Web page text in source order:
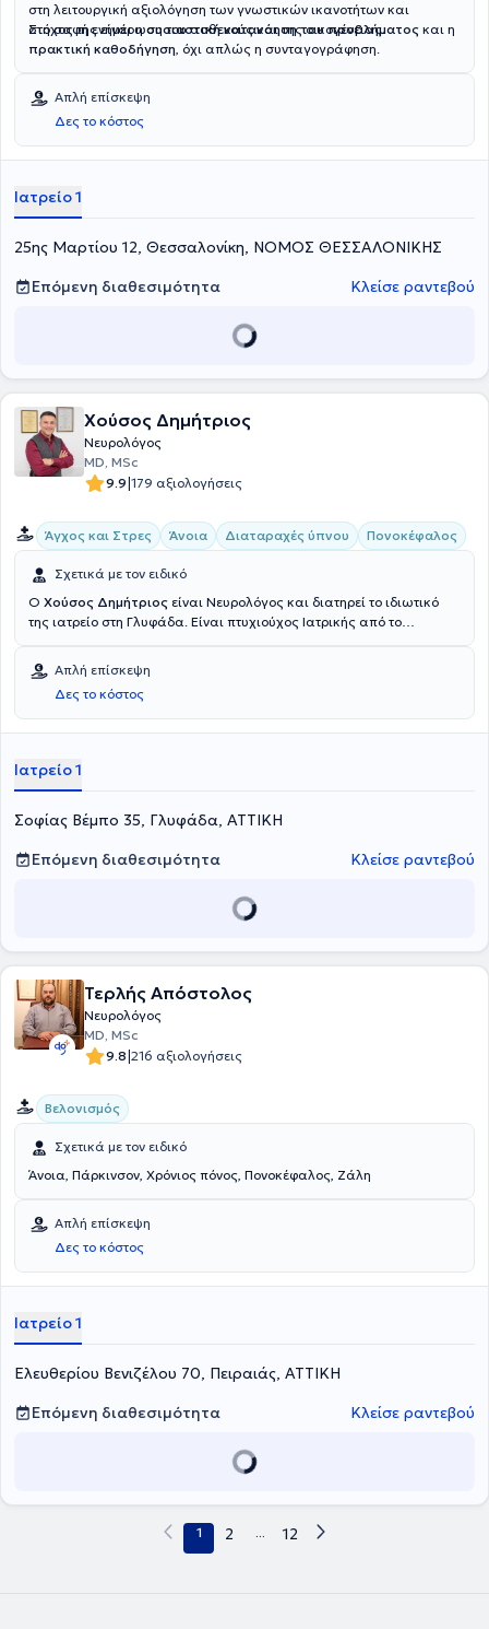
στη λειτουργική αξιολόγηση των γνωστικών ικανοτήτων και
στη σαφή ενημέρωση του ασθενούς και της οικογένειας.
Στόχος της είναι ηουσιαστική κατανόηση του προβλήματος και η
πρακτική καθοδήγηση, όχι απλώς η συνταγογράφηση.
Απλή επίσκεψη
Δες το κόστος
Ιατρείο 1
25ης Μαρτίου 12, Θεσσαλονίκη, ΝΟΜΟΣ ΘΕΣΣΑΛΟΝΙΚΗΣ
Επόμενη διαθεσιμότητα
Κλείσε ραντεβού
Χούσος Δημήτριος
Νευρολόγος
MD, MSc
9.9|179 αξιολογήσεις
Άγχος και Στρες Άνοια Διαταραχές ύπνου Πονοκέφαλος
Σχετικά με τον ειδικό
Ο Χούσος Δημήτριος είναι Νευρολόγος και διατηρεί το ιδιωτικό
της ιατρείο στη Γλυφάδα. Είναι πτυχιούχος Ιατρικής από το
Ιταλίας και κάτοχος μεταπτυχιακού τίτλου (MSc) στην Προαγωγή
Ψυχικής Υγείας και Πρόληψη Ψυχιατρικών Διαταραχών της
Ιατρικής Σχολής του Εθνικού και Καποδιστριακού Πανεπιστημίου
Αθηνών. Αξιοσημείωτη είναι και η εξειδίκευσή του γιατρού στην
μνήμης, στην επιληψία, στις διαταραχές του ύπνου, στην
κεφαλαλγία και στις κινητικές διαταραχές.
Απλή επίσκεψη
Δες το κόστος
Ιατρείο 1
Σοφίας Βέμπο 35, Γλυφάδα, ΑΤΤΙΚΗ
Επόμενη διαθεσιμότητα
Κλείσε ραντεβού
Τερλής Απόστολος
Νευρολόγος
MD, MSc
9.8|216 αξιολογήσεις
Βελονισμός
Σχετικά με τον ειδικό
Άνοια, Πάρκινσον, Χρόνιος πόνος, Πονοκέφαλος, Ζάλη
Απλή επίσκεψη
Δες το κόστος
Ιατρείο 1
Ελευθερίου Βενιζέλου 70, Πειραιάς, ΑΤΤΙΚΗ
Επόμενη διαθεσιμότητα
Κλείσε ραντεβού
1 2 ... 12